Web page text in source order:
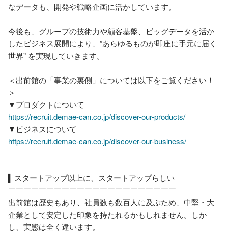
なデータも、開発や戦略企画に活かしています。
今後も、グループの技術力や顧客基盤、ビッグデータを活か
したビジネス展開により、”あらゆるものが即座に手元に届く
世界” を実現していきます。
＜出前館の「事業の裏側」については以下をご覧ください！
＞
https://recruit.demae-can.co.jp/discover-our-products/
https://recruit.demae-can.co.jp/discover-our-business/
▍スタートアップ以上に、スタートアップらしい
￣￣￣￣￣￣￣￣￣￣￣￣￣￣￣￣￣￣￣￣￣￣
出前館は歴史もあり、社員数も数百人に及ぶため、中堅・大
企業として安定した印象を持たれるかもしれません。しか
し、実態は全く違います。